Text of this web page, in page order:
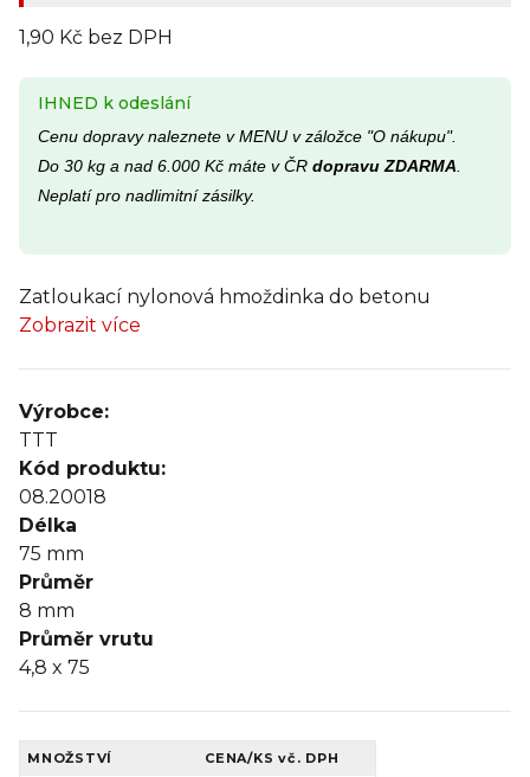
1,90 Kč bez DPH
IHNED k odeslání
Cenu dopravy naleznete v MENU v záložce "O nákupu".
Do 30 kg a nad 6.000 Kč máte v ČR dopravu ZDARMA
Neplatí pro nadlimitní zásilky.
Zatloukací nylonová hmoždinka do betonu
Zobrazit více
Výrobce:
TTT
Kód produktu:
08.20018
Délka
75 mm
Průměr
8 mm
Průměr vrutu
4,8 x 75
MNOŽSTVÍ CENA/KSvč. DPH